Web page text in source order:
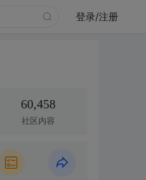
登录/注册
60,458
社区内容